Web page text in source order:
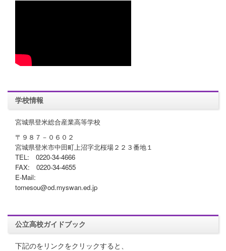
学校情報
宮城県登米総合産業高等学校
〒９８７－０６０２
宮城県登米市中田町上沼字北桜場２２３番地１
TEL: 0220-34-4666
FAX: 0220-34-4655
E-Mail:
tomesou@od.myswan.ed.jp
公立高校ガイドブック
下記のをリンクをクリックすると、